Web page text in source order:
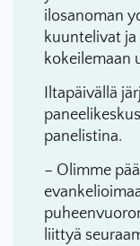
ilosanoman
kuuntelivat
kokeilemaan
Iltapäivällä
panelistina.
– Olimme
liittyä